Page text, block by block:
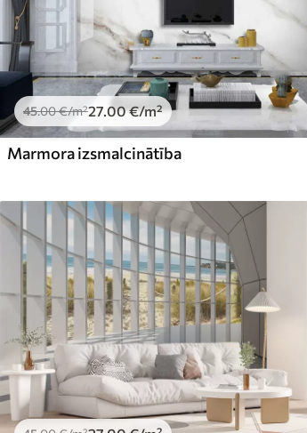
45.00 27.00 €
Premium vinils
65.0039.00€/m²
45.00€/m²27.00€/m²
Marmora izsmalcinātība